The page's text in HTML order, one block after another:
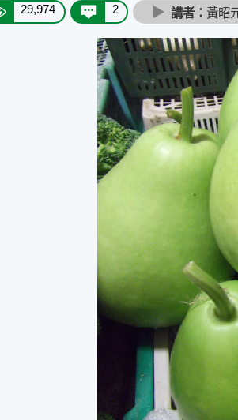
29,974 2 講者： 黃昭